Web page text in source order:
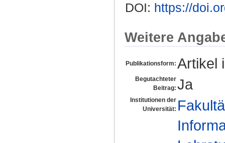
DOI: https://
Weitere
Publikationsform: Artikel
Begutachteter
Beitrag: Ja
Institutionen der
Universität: